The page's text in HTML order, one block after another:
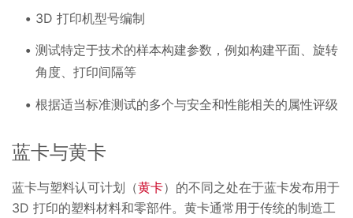
3D 打印机型号编制
测试特定于技术的样本构建参数，例如构建平面、旋转
角度、打印间隔等
根据适当标准测试的多个与安全和性能相关的属性评级
蓝卡与黄卡
蓝卡与塑料认可计划（黄卡）的不同之处在于蓝卡发布用于
3D 打印的塑料材料和零部件。黄卡通常用于传统的制造工